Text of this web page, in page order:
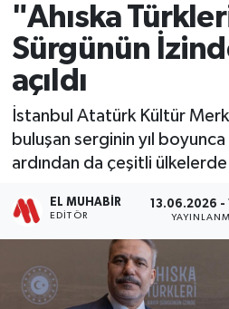
"Ahıska
Sürgünün
açıldı
İstanbul Atatürk Kültür
buluşan serginin yıl
ardından da çeşitli ülkelerde
EL MUHABIR
EDITÖR
13.06.2026 -
Süper Lig Puan Durumu
Tüm Manşetler
Son Dakika Haberleri
Haber Arşivi